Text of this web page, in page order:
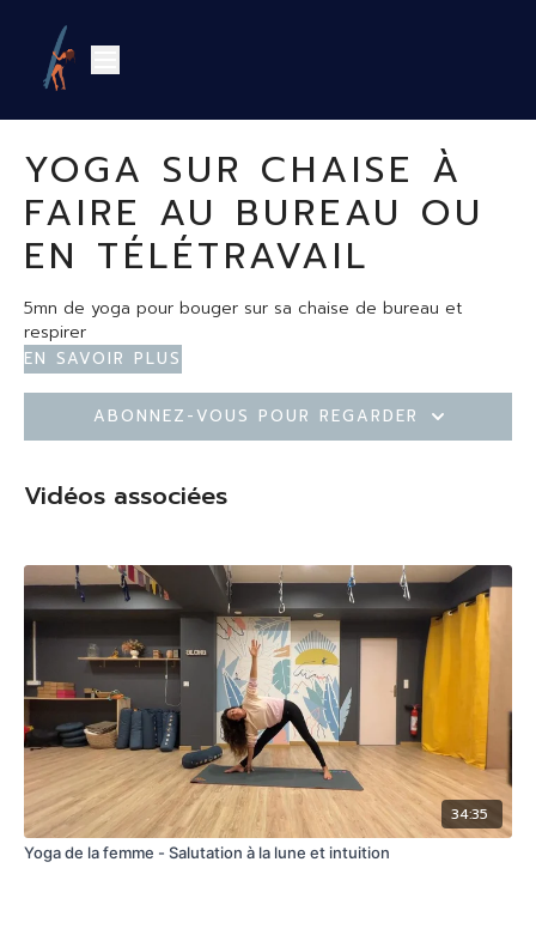
YOGA SUR CHAISE À
FAIRE AU BUREAU OU
EN TÉLÉTRAVAIL
5mn de yoga pour bouger sur sa chaise de bureau et
respirer
En savoir plus
Abonnez-vous pour regarder
Vidéos associées
34:35
Yoga de la femme - Salutation à la lune et intuition